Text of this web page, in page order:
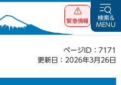
緊急情報
検索&
MENU
ページID：7171
更新日：2026年3月26日